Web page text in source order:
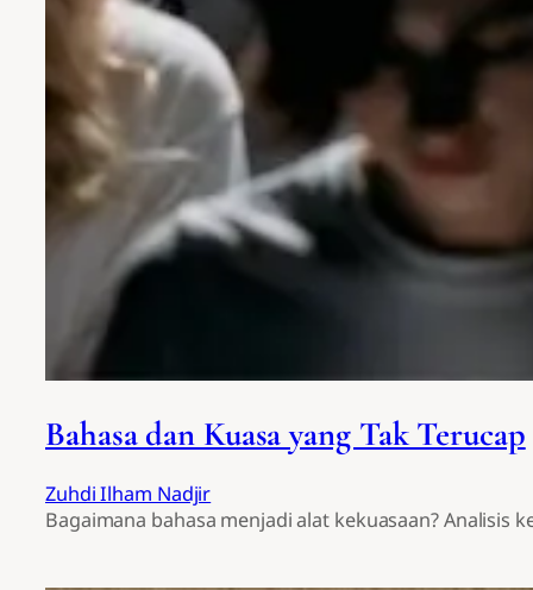
Bahasa dan Kuasa yang Tak Terucap
Zuhdi Ilham Nadjir
Bagaimana bahasa menjadi alat kekuasaan?